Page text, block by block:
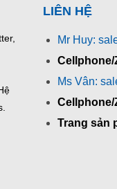
LIÊN HỆ
Mr Huy:
Cellphone/
Ms Vân:
Cellphone/
Trang sản